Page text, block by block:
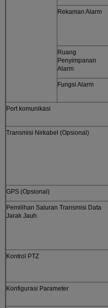
Rekaman Alarm
Ruang
Penyimpanan
Alarm
Fungsi Alarm
Port komunikasi
Transmisi Nirkabel (Opsional)
GPS (Opsional)
Pemilihan Saluran Transmisi Data
Jarak Jauh
Kontrol PTZ
Konfigurasi Parameter